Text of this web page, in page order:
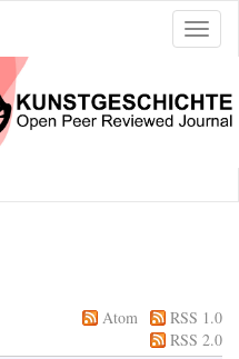
ein-/
Atom
RSS 1.0
RSS 2.0